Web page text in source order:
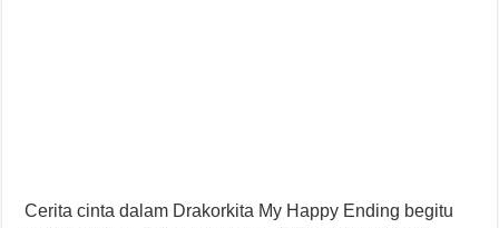
Cerita cinta dalam Drakorkita My Happy Ending begitu